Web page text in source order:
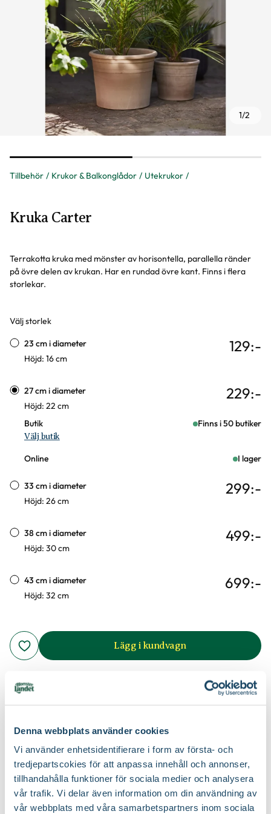
Denna webbplats använder cookies
Vi använder enhetsidentifierare i form av första- och
tredjepartscokies för att anpassa innehåll och annonser,
tillhandahålla funktioner för sociala medier och analysera
vår trafik. Vi delar även information om din användning av
vår webbplats med våra samarbetspartners inom sociala
Tillbehör Krukor & Balkonglådor Utekrukor
1/2
Kruka Carter
Terrakotta kruka med mönster av horisontella, parallella ränder
på övre delen av krukan. Har en rundad övre kant. Finns i flera
storlekar.
Välj storlek
Varianter
23 cm i diameter
Höjd: 16 cm
129:-
27 cm i diameter
Höjd: 22 cm
229:-
Butik Finns i 50 butiker
Välj butik
Online I lager
33 cm i diameter
Höjd: 26 cm
299:-
38 cm i diameter
Höjd: 30 cm
499:-
43 cm i diameter
Höjd: 32 cm
699:-
Lägg i kundvagn
Hemleverans Pall
Produktinformation
Terrakotta kruka med horisontella ränder. En kruka som passar
bra att direktplantera i, då den har dräneringshål i botten.
Produktspecifikation